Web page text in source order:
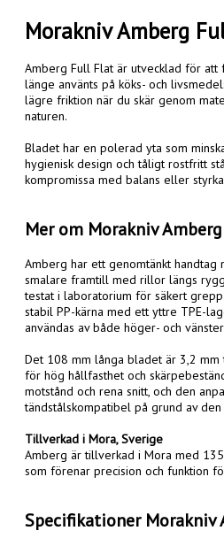
Morakniv Amberg
Amberg Full Flat är utvecklad för
länge använts på köks- och
lägre friktion när du skär genom
naturen.
Bladet har en polerad yta som
hygienisk design och tåligt rostfritt
kompromissa med balans eller
Mer om Morakniv
Amberg har ett genomtänkt
smalare framtill med rillor längs
testat i laboratorium för säkert
stabil PP-kärna med ett yttre TPE-
användas av både höger- och
Det 108 mm långa bladet är 3,2
för hög hållfasthet och
motstånd och rena snitt, och den
tändstålskompatibel på grund av
Tillverkad i Mora, Sverige
Amberg är tillverkad i Mora med
som förenar precision och funktion
Specifikationer Morakniv